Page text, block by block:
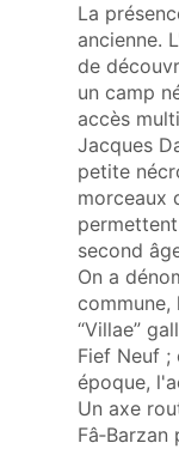
La
ancienne.
de
un camp
accès
Jacques
petite
morceaux
second
On a
commune,
“Villae”
Fief Neuf ;
époque,
Un axe